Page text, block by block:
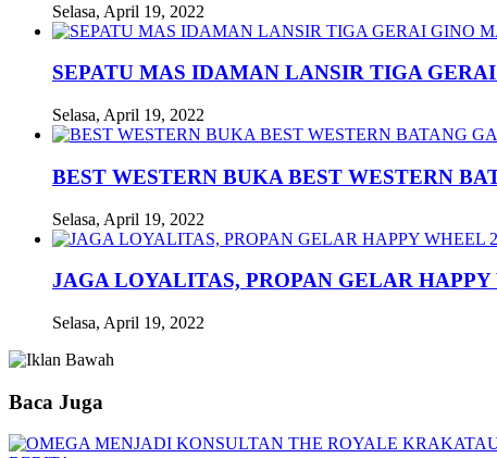
Selasa, April 19, 2022
SEPATU MAS IDAMAN LANSIR TIGA
Selasa, April 19, 2022
BEST WESTERN BUKA BEST WESTERN
Selasa, April 19, 2022
JAGA LOYALITAS, PROPAN GELAR HAPPY
Selasa, April 19, 2022
Baca Juga